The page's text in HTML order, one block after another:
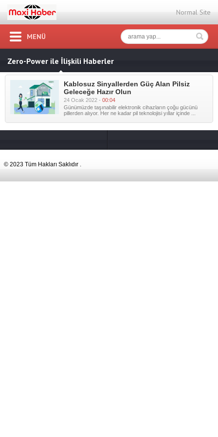
Normal Site
MENÜ
Zero-Power ile İlişkili Haberler
Kablosuz Sinyallerden Güç Alan Pilsiz
Geleceğe Hazır Olun
24 Ocak 2022 - 00:04
Günümüzde taşınabilir elektronik cihazların çoğu gücünü
pillerden alıyor. Her ne kadar pil teknolojisi yıllar içinde ...
© 2023 Tüm Hakları Saklıdır .